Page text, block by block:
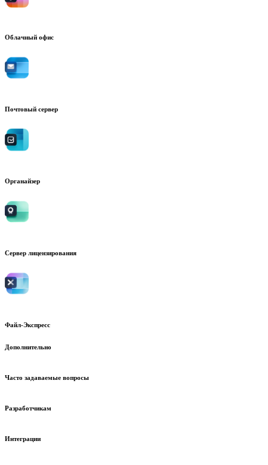
Облачный офис
Почтовый сервер
Органайзер
Сервер лицензирования
Файл-Экспресс
Дополнительно
Часто задаваемые вопросы
Разработчикам
Интеграции